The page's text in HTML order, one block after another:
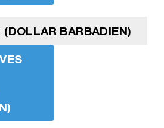
BARBADIEN)